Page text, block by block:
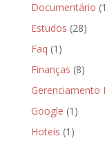
Documentário
Estudos (28)
Faq (1)
Finanças (8)
Gerenciamento
Google (1)
Hoteis (1)